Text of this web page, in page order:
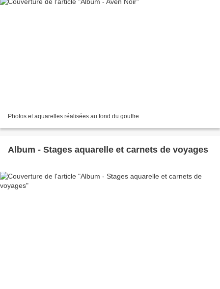
Photos et aquarelles réalisées au fond du gouffre .
Album - Stages aquarelle et carnets de voyages